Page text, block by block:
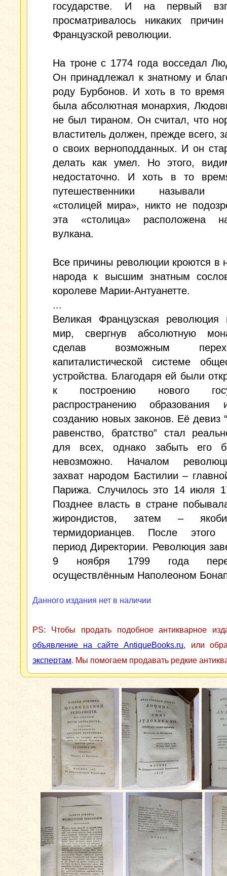
государстве. И на первый
просматривалось никаких
Французской революции.
На троне с 1774 года восседал
Он принадлежал к знатному и
роду Бурбонов. И хоть в то время
была абсолютная монархия,
не был тираном. Он считал, что
властитель должен, прежде всего,
о своих верноподданных. И он
делать как умел. Но этого,
недостаточно. И хоть в то
путешественники называли
«столицей мира», никто не
эта «столица» расположена
вулкана.
Все причины революции кроются в
народа к высшим знатным
королеве Марии-Антуанетте.
...
Великая Французская революция
мир, свергнув абсолютную
сделав возможным
капиталистической системе
устройства. Благодаря ей были
к построению нового
распространению образования
созданию новых законов. Её девиз
равенство, братство” стал
для всех, однако забыть его
невозможно. Началом
захват народом Бастилии –
Парижа. Случилось это 14 июля
Позднее власть в стране
жирондистов, затем –
термидорианцев. После этого
период Директории. Революция
9 ноября 1799 года
осуществлённым Наполеоном
Данного издания нет в наличии
PS: Чтобы продать подобное антикварное
объявление на сайте AntiqueBooks.ru, или
экспертам. Мы помогаем продавать редкие